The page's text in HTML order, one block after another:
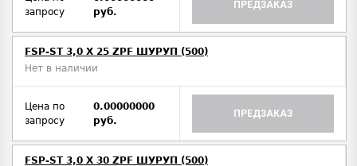
запросу
руб.
ПРЕДЗАКАЗ
FSP-ST 3,0 X 25 ZPF ШУРУП (500)
Нет в наличии
Цена по
запросу
0.00000000
руб.
ПРЕДЗАКАЗ
FSP-ST 3,0 X 30 ZPF ШУРУП (500)